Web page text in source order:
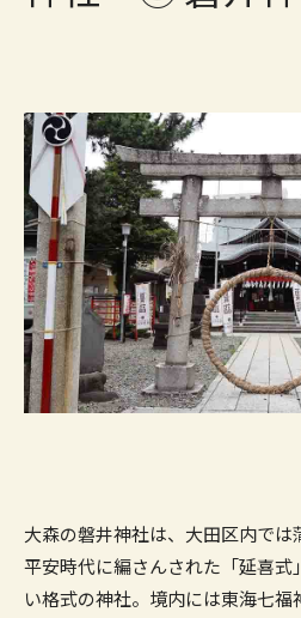
大森の磐井神社は、大田区内では
平安時代に編さんされた「延喜
い格式の神社。境内には東海七福